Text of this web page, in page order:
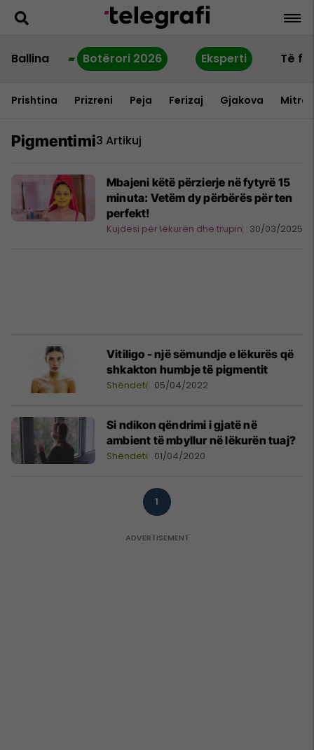
Ballina Botërori 2026 Eksperti Të
Prishtina Prizreni Peja Ferizaj Gjakova
Pigmentimi3 Artikuj
Mbajeni këtë përzierje në fytyrë 15
minuta: Vetëm dy përbërës për ten
perfekt!
Kujdesi për lëkurën dhe trupin 30/03/2025
Vitiligo - një sëmundje e lëkurës që
shkakton humbje të pigmentit
Shëndeti 05/04/2022
Si ndikon qëndrimi i gjatë në
ambient të mbyllur në lëkurën tuaj?
Shëndeti 01/04/2020
1